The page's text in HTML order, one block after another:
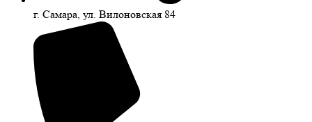
г. Самара, ул. Вилоновская 84